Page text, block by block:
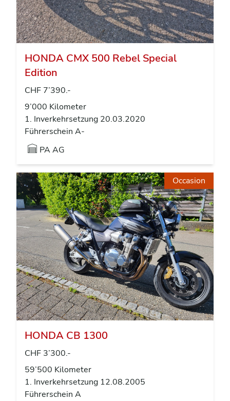
HONDA CMX 500 Rebel Special
Edition
CHF 7’390.-
9’000 Kilometer
1. Inverkehrsetzung 20.03.2020
Führerschein A-
PA AG
Occasion
HONDA CB 1300
CHF 3’300.-
59’500 Kilometer
1. Inverkehrsetzung 12.08.2005
Führerschein A